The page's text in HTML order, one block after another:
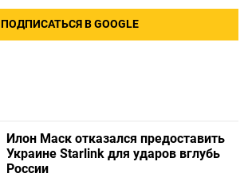
ПОДПИСАТЬСЯ В GOOGLE
Илон Маск отказался предоставить
Украине Starlink для ударов вглубь
России